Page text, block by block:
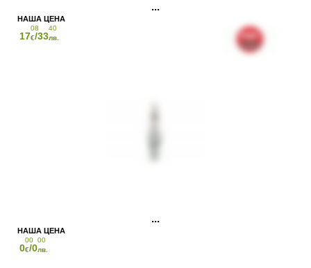
17
08
€/33
40
лв.
0
00
€/0
00
лв.